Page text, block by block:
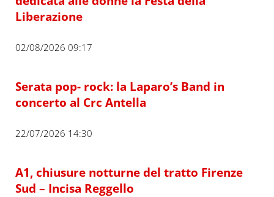
Liberazione
02/08/2026 09:17
Serata pop- rock: la Laparo’s Band in
concerto al Crc Antella
22/07/2026 14:30
A1, chiusure notturne del tratto Firenze
Sud – Incisa Reggello